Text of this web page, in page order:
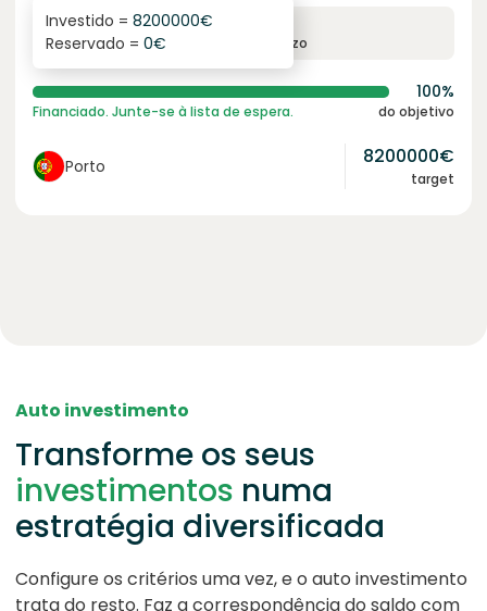
6.1%
juro anual prazo
Investido = 8200000€
Reservado = 0€
100%
Financiado. Junte-se à lista de espera. do objetivo
Porto 8200000€
target
Auto investimento
Transforme os seus
investimentos numa
estratégia diversificada
Configure os critérios uma vez, e o auto investimento
trata do resto. Faz a correspondência do saldo com